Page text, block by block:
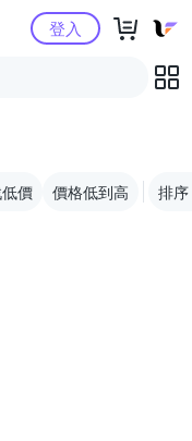
物中心登入
價 價格低到高 排序